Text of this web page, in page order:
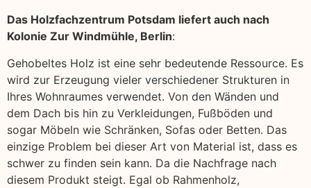
Das Holzfachzentrum Potsdam liefert auch nach
Kolonie Zur Windmühle, Berlin:
Gehobeltes Holz ist eine sehr bedeutende Ressource. Es
wird zur Erzeugung vieler verschiedener Strukturen in
Ihres Wohnraumes verwendet. Von den Wänden und
dem Dach bis hin zu Verkleidungen, Fußböden und
sogar Möbeln wie Schränken, Sofas oder Betten. Das
einzige Problem bei dieser Art von Material ist, dass es
schwer zu finden sein kann. Da die Nachfrage nach
diesem Produkt steigt. Egal ob Rahmenholz,